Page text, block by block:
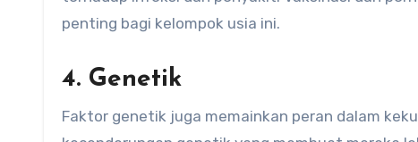
penting bagi kelompok usia ini.
4. Genetik
Faktor genetik juga memainkan peran dalam